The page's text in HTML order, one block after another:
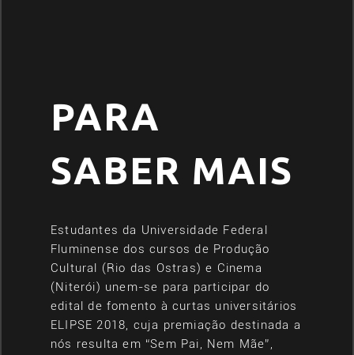
PARA
SABER MAIS
Estudantes da Universidade Federal
Fluminense dos cursos de Produção
Cultural (Rio das Ostras) e Cinema
(Niterói) unem-se para participar do
edital de fomento à curtas universitários
ELIPSE 2018, cuja premiação destinada a
nós resulta em “Sem Pai, Nem Mãe”,